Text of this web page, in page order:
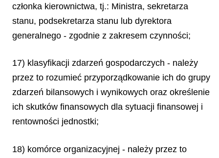
członka kierownictwa, tj.: Ministra, sekretarza
stanu, podsekretarza stanu lub dyrektora
generalnego - zgodnie z zakresem czynności;
17) klasyfikacji zdarzeń gospodarczych - należy
przez to rozumieć przyporządkowanie ich do grupy
zdarzeń bilansowych i wynikowych oraz określenie
ich skutków finansowych dla sytuacji finansowej i
rentowności jednostki;
18) komórce organizacyjnej - należy przez to